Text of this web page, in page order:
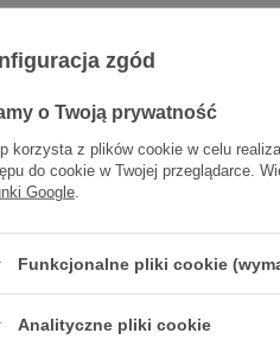
1,10 zł / szt.
zgód
o Twoją prywatność
korzysta z plików cookie w celu
do cookie w Twojej przeglądarce.
Google
Funkcjonalne pliki cookie
Analityczne pliki cookie